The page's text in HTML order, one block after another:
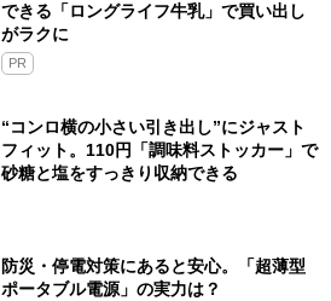
できる「ロングライフ牛乳」で買い出し
がラクに
PR
“コンロ横の小さい引き出し”にジャスト
フィット。110円「調味料ストッカー」で
砂糖と塩をすっきり収納できる
防災・停電対策にあると安心。「超薄型
ポータブル電源」の実力は？​